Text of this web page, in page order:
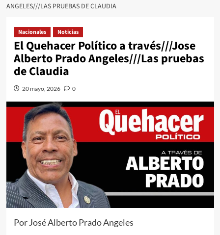
ANGELES///LAS PRUEBAS DE CLAUDIA
Nacionales Noticias
El Quehacer Político a través///Jose
Alberto Prado Angeles///Las pruebas
de Claudia
20 mayo, 2026 0
Por José Alberto Prado Angeles